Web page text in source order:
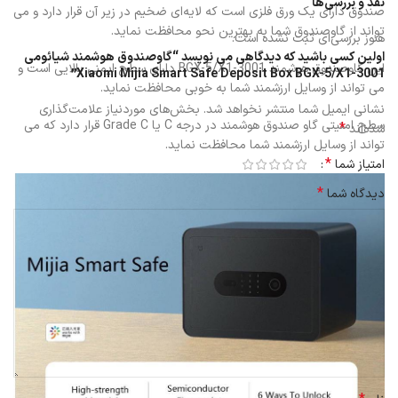
صندوق دارای یک ورق فلزی است که لایه‌ای ضخیم در زیر آن قرار دارد و می
تواند از گاوصندوق شما به بهترین نحو محافظت نماید.
این گاوصندوق هوشمند BGX-5/X1-3001 دارای سطح ایمنی بالایی است و
می تواند از وسایل ارزشمند شما به خوبی محافظت نماید.
سطح امنیتی گاو صندوق هوشمند در درجه C یا Grade C قرار دارد که می
تواند از وسایل ارزشمند شما محافظت نماید.
هنوز بررسی‌ای ثبت نشده است.
اولین کسی باشید که دیدگاهی می نویسد “گاوصندوق هوشمند شیائومی
Xiaomi Mijia Smart Safe Deposit Box BGX-5/X1-3001”
نشانی ایمیل شما منتشر نخواهد شد. بخش‌های موردنیاز علامت‌گذاری
شده‌اند*
امتیاز شما*
دیدگاه شما*